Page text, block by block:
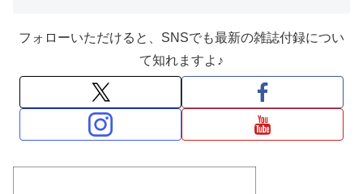
フォローいただけると、SNSでも最新の雑誌付録につい
て知れますよ♪